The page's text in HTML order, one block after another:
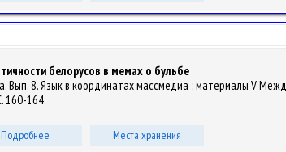
белорусов в мемах о бульбе
Вып. 8. Язык в координатах массмедиа : материалы V
160-164.
Подробнее Места хранения